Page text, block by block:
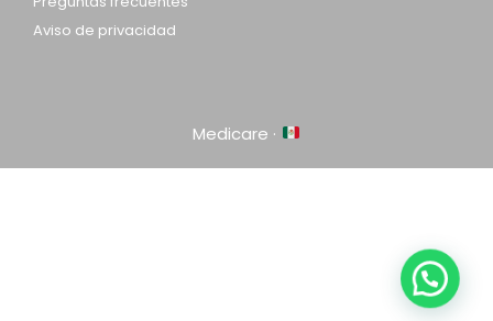
Aviso de privacidad
Medicare ·
Checkout